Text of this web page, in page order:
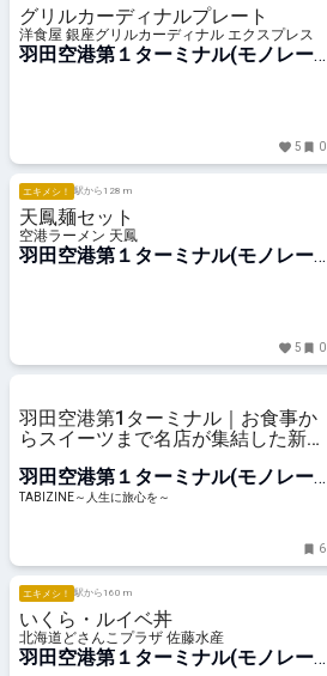
グリルカーディナルプレート
洋食屋 銀座グリルカーディナル エクスプレス
羽田空港第１ターミナル(モノレー
5 0
エキメシ！ 駅から128 m
天鳳麺セット
空港ラーメン 天鳳
羽田空港第１ターミナル(モノレー
5 0
羽田空港第1ターミナル｜お食事か
らスイーツまで名店が集結した新フ
TABIZINE～人生に旅心を～
羽田空港第１ターミナル(モノレー
ル)駅
TABIZINE～人生に旅心を～
6
エキメシ！ 駅から160 m
いくら・ルイベ丼
北海道どさんこプラザ 佐藤水産
羽田空港第１ターミナル(モノレー